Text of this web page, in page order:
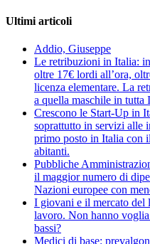
Ultimi articoli
Addio, Giuseppe
Le retribuzioni in Italia:
oltre 17€ lordi all’ora,
licenza elementare. La
a quella maschile in tutta
Crescono le Start-Up in
soprattutto in servizi alle
primo posto in Italia con
abitanti.
Pubbliche
il maggior numero di
Nazioni europee con
I giovani e il mercato del
lavoro. Non hanno
bassi?
Medici di base: